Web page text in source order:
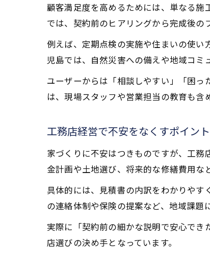
顧客満足度を高めるためには、単なる
では、契約前のヒアリングから完成後の
例えば、定期点検の実施や住まいの使
児島では、自然災害への備えや地域コミ
ユーザーからは「相談しやすい」「困
は、現場スタッフや営業担当の教育も含
工務店経営で不安をなくすポイント
家づくりに不安はつきものですが、工
金計画や土地選び、将来的な修繕費用な
具体的には、見積書の内訳をわかりや
の連絡体制や保険の提案など、地域課題
実際に「契約前の細かな説明で安心で
店選びの決め手となっています。